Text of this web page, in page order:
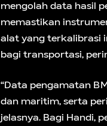
mengolah data hasil
memastikan
alat yang terkalibrasi
bagi transportasi,
“Data pengamatan
dan maritim, serta
jelasnya. Bagi Handi,